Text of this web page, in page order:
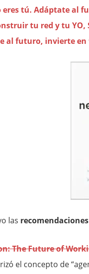
eres tú. Adáptate al
tu red y tu YO,
al futuro, invierte
las
The Future of
el concepto de